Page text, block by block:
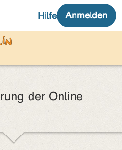
der Online